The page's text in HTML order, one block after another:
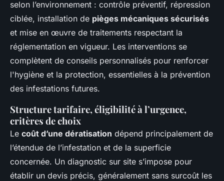
selon l’environnement : contrôle préventif, répression
ciblée, installation de pièges mécaniques sécurisés
et mise en œuvre de traitements respectant la
réglementation en vigueur. Les interventions se
complètent de conseils personnalisés pour renforcer
l'hygiène et la protection, essentielles à la prévention
des infestations futures.
Structure tarifaire, éligibilité à l’urgence,
critères de choix
Le coût d’une dératisation dépend principalement de
l’étendue de l’infestation et de la superficie
concernée. Un diagnostic sur site s’impose pour
établir un devis précis, généralement sans surcoût les